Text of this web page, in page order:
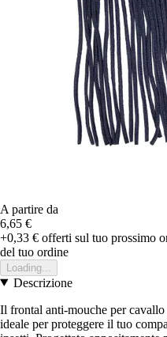
A partire da
6,65 €
+0,33 € offerti sul tuo prossimo
del tuo ordine
Loading...
Descrizione
Il frontal anti-mouche per
ideale per proteggere il tuo